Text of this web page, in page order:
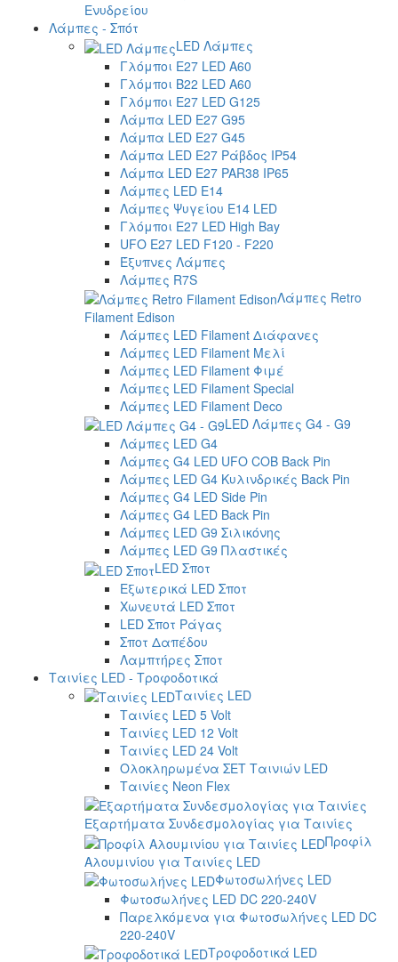
Ενυδρείου
Λάμπες - Σπότ
LED Λάμπες
Γλόμποι E27 LED A60
Γλόμποι B22 LED A60
Γλόμποι E27 LED G125
Λάμπα LED E27 G95
Λάμπα LED E27 G45
Λάμπα LED E27 Ράβδος IP54
Λάμπα LED E27 PAR38 IP65
Λάμπες LED E14
Λάμπες Ψυγείου E14 LED
Γλόμποι E27 LED High Bay
UFO E27 LED F120 - F220
Έξυπνες Λάμπες
Λάμπες R7S
Λάμπες Retro
Filament Edison
Λάμπες LED Filament Διάφανες
Λάμπες LED Filament Μελί
Λάμπες LED Filament Φιμέ
Λάμπες LED Filament Special
Λάμπες LED Filament Deco
LED Λάμπες G4 - G9
Λάμπες LED G4
Λάμπες G4 LED UFO COB Back Pin
Λάμπες LED G4 Κυλινδρικές Back Pin
Λάμπες G4 LED Side Pin
Λάμπες G4 LED Back Pin
Λάμπες LED G9 Σιλικόνης
Λάμπες LED G9 Πλαστικές
LED Σποτ
Εξωτερικά LED Σποτ
Χωνευτά LED Σποτ
LED Σποτ Ράγας
Σποτ Δαπέδου
Λαμπτήρες Σποτ
Ταινίες LED - Τροφοδοτικά
Ταινίες LED
Ταινίες LED 5 Volt
Ταινίες LED 12 Volt
Ταινίες LED 24 Volt
Ολοκληρωμένα ΣΕΤ Ταινιών LED
Ταινίες Neon Flex
Εξαρτήματα Συνδεσμολογίας για Ταινίες
Προφίλ
Αλουμινίου για Ταινίες LED
Φωτοσωλήνες LED
Φωτοσωλήνες LED DC 220-240V
Παρελκόμενα για Φωτοσωλήνες LED DC
220-240V
Τροφοδοτικά LED